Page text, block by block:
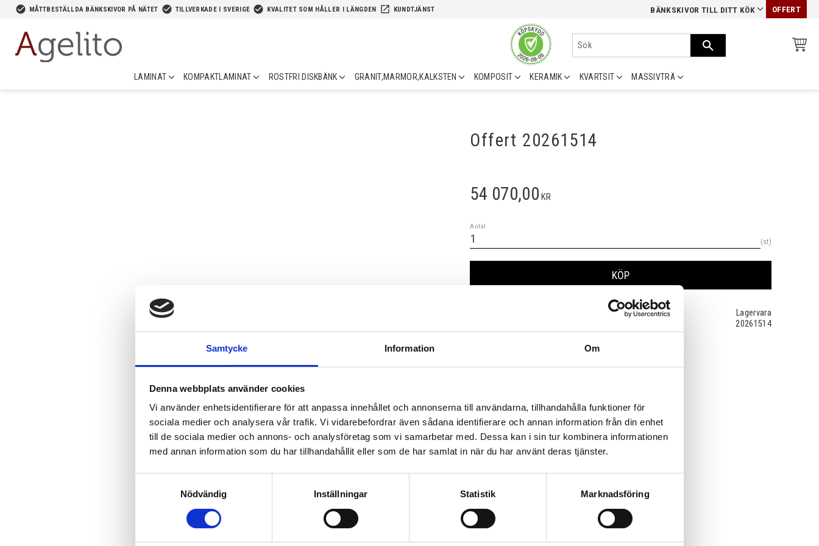
Samtycke Information Om
Denna webbplats använder cookies
Vi använder enhetsidentifierare för att anpassa innehållet och annonserna till användarna, tillhandahålla funktioner för
sociala medier och analysera vår trafik. Vi vidarebefordrar även sådana identifierare och annan information från din enhet
till de sociala medier och annons- och analysföretag som vi samarbetar med. Dessa kan i sin tur kombinera informationen
med annan information som du har tillhandahållit eller som de har samlat in när du har använt deras tjänster.
Nödvändig
Inställningar Statistik Marknadsföring
check_circle MÅTTBESTÄLLDA BÄNKSKIVOR PÅ NÄTET check_circle TILLVERKADE I SVERIGE check_circle KVALITET SOM HÅLLER I LÄNGDEN launch KUNDTJÄNST BÄNKSKIVOR TILL DITT KÖK OFFERT
LAMINAT KOMPAKTLAMINAT ROSTFRI DISKBÄNK GRANIT,MARMOR,KALKSTEN KOMPOSIT KERAMIK KVARTSIT MASSIVTRÄ
Offert 20261514
54 070,00 KR
Antal
st
KÖP
Lagervara
20261514